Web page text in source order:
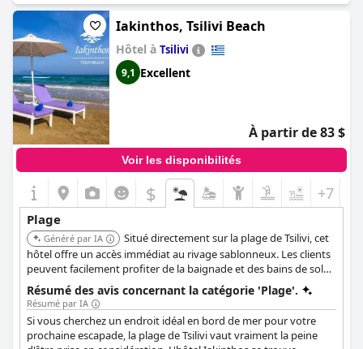
de se détendre sur la plage de sable, d'admirer les magnifiques
couchers de soleil et de profiter des services de restauration de
l'hôtel. Bien que certains aient trouvé la plage bondée,
beaucoup ont mentionné les services de plage et la beauté et la
pureté de la plage de sable doré. L'emplacement de l'hôtel est
excellent et bien que certains clients aient trouvé les transats
inconfortables et l'eau pas très propre, il y a eu plus de
commentaires positifs sur la plage qui est étonnante,
magnifique et parfaite.
Iakinthos, Tsilivi Beach
Hôtel à Tsilivi
9,1 Excellent
À partir de 83 $
Voir les disponibilités
$ +7
Plage
Généré par IA
Situé directement sur la plage de Tsilivi, cet
hôtel offre un accès immédiat au rivage sablonneux. Les clients
peuvent facilement profiter de la baignade et des bains de soleil,
ce qui le rend idéal pour des vacances axées sur la plage.
Résumé des avis concernant la catégorie 'Plage'.
Résumé par IA
Si vous cherchez un endroit idéal en bord de mer pour votre
prochaine escapade, la plage de Tsilivi vaut vraiment la peine